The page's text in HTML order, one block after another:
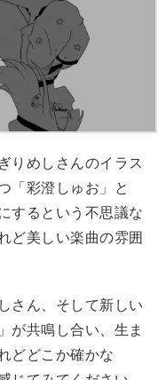
りめしさんのイラス
「彩澄しゅお」と
するという不思議な
ど美しい楽曲の雰囲
さん、そして新しい
が共鳴し合い、生ま
どどこか確かな